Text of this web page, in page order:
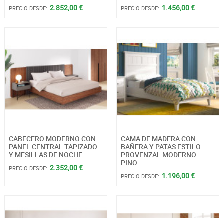
PRECIO DESDE: 2.852,00 € PRECIO DESDE: 1.456,00 €
CABECERO MODERNO CON
PANEL CENTRAL TAPIZADO
Y MESILLAS DE NOCHE
PRECIO DESDE: 2.352,00 €
CAMA DE MADERA CON
BAÑERA Y PATAS ESTILO
PROVENZAL MODERNO -
PINO
PRECIO DESDE: 1.196,00 €